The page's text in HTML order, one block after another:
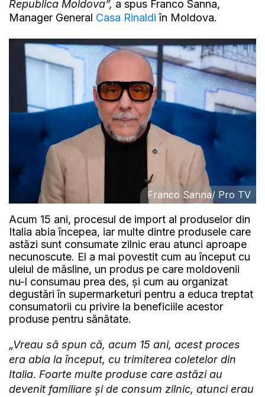
Republica Moldova”, a spus Franco Sanna,
Manager General Casa Rinaldiîn Moldova.
Franco Sanna/ Pro TV
Acum 15 ani, procesul de import al produselor din
Italia abia începea, iar multe dintre produsele care
astăzi sunt consumate zilnic erau atunci aproape
necunoscute. El a mai povestit cum au început cu
uleiul de măsline, un produs pe care moldovenii
nu-l consumau prea des, și cum au organizat
degustări în supermarketuri pentru a educa treptat
consumatorii cu privire la beneficiile acestor
produse pentru sănătate.
„Vreau să spun că, acum 15 ani, acest proces
era abia la început, cu trimiterea coletelor din
Italia. Foarte multe produse care astăzi au
devenit familiare și de consum zilnic, atunci erau